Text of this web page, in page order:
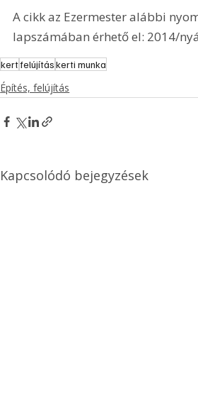
A cikk az Ezermester alábbi
lapszámában érhető el: 2014/
kertfelújításkerti munka
Építés, felújítás
Kapcsolódó bejegyzések